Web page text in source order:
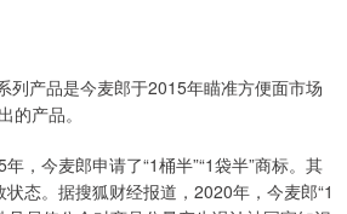
列产品是今麦郎于2015年瞄准方便面市场
的产品。
，今麦郎申请了“1桶半”“1袋半”商标。其
状态。据搜狐财经报道，2020年，今麦郎“1